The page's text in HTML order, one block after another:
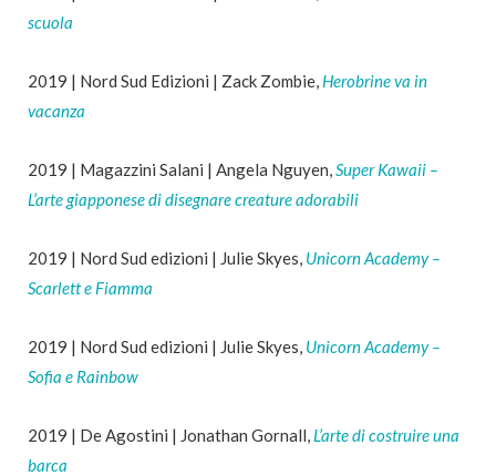
scuola
2019 | Nord Sud Edizioni | Zack Zombie, Herobrine va in
vacanza
2019 | Magazzini Salani | Angela Nguyen,Super Kawaii –
L’arte giapponese di disegnare creature adorabili
2019 | Nord Sud edizioni | Julie Skyes, Unicorn Academy –
Scarlett e Fiamma
2019 | Nord Sud edizioni | Julie Skyes, Unicorn Academy –
Sofia e Rainbow
2019 | De Agostini | Jonathan Gornall, L’arte di costruire una
barca